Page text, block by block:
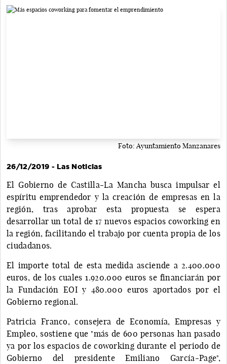
Foto: Ayuntamiento Manzanares
26/12/2019 - Las Noticias
El Gobierno de Castilla-La Mancha busca impulsar el
espíritu emprendedor y la creación de empresas en la
región, tras aprobar esta propuesta se espera
desarrollar un total de 17 nuevos espacios coworking en
la región, facilitando el trabajo por cuenta propia de los
ciudadanos.
El importe total de esta medida asciende a 2.400.000
euros, de los cuales 1.920.000 euros se financiarán por
la Fundación EOI y 480.000 euros aportados por el
Gobierno regional.
Patricia Franco, consejera de Economía, Empresas y
Empleo, sostiene que "más de 600 personas han pasado
ya por los espacios de coworking durante el periodo de
Gobierno del presidente Emiliano García-Page",